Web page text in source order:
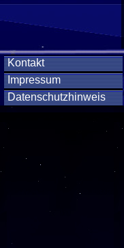
Kontakt
Impressum
Datenschutzhinweis